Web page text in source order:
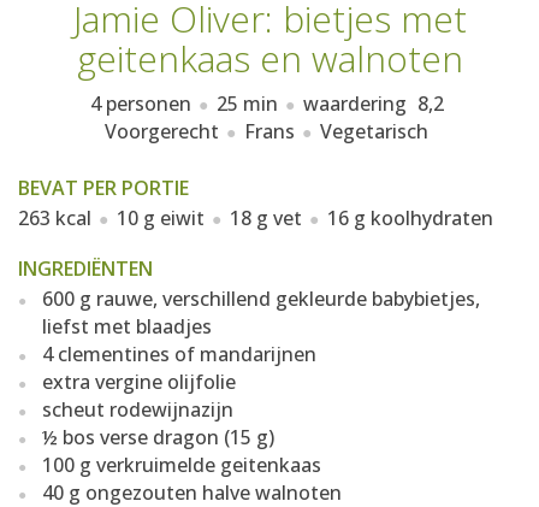
Jamie Oliver: bietjes met
geitenkaas en walnoten
4 personen 25 min waardering 8,2
Voorgerecht
Frans Vegetarisch
BEVAT PER PORTIE
263 kcal
10 g eiwit 18 g vet
16 g koolhydraten
INGREDIËNTEN
600 g rauwe, verschillend gekleurde babybietjes,
liefst met blaadjes
4 clementines of mandarijnen
extra vergine olijfolie
scheut rodewijnazijn
½ bos verse dragon (15 g)
100 g verkruimelde geitenkaas
40 g ongezouten halve walnoten